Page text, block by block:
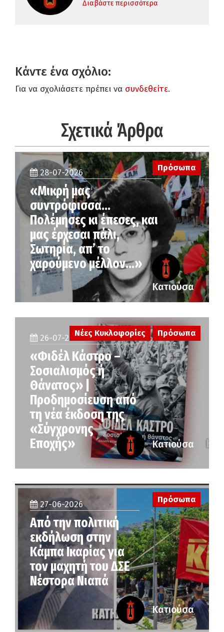
Διαβάστε περισσότερα
Κάντε ένα σχόλιο:
Για να σχολιάσετε πρέπει να συνδεθείτε.
Σχετικά Άρθρα
Πρόσωπα
28-07-2026
«Μικρή μας
συντρόφισσα…
Πολέμησες κι έπεσες, και
μας έρχεσαι πάλι,
Σωτηρία, απ’ το
χαρούμενο μέλλον…»
Κατιούσα
26-07-2026
«Φιδέλ Κάστρο –
Σοσιαλισμός ή
Θάνατος» |
Προδημοσίευση από
τη νέα έκδοση της
«Σύγχρονης
Εποχής»
Νέες Κυκλοφορίες Πρόσωπα
Κατιούσα
27-06-2026
Από την πολιτική
εκδήλωση στην
Κάμπα Ικαρίας για
τον μαχητή του ΔΣΕ
Νέστορα Νιαπά
Πρόσωπα
Κατιούσα